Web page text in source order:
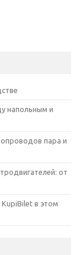
напольным и
пара и
от
в этом